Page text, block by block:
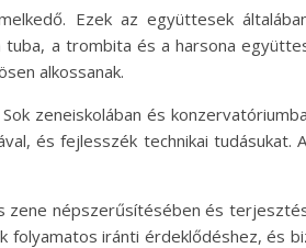
Ezek az együttesek
a trombita és a harsona
alkossanak.
zeneiskolában és
és fejlesszék technikai tudásukat.
népszerűsítésében és
iránti érdeklődéshez, és